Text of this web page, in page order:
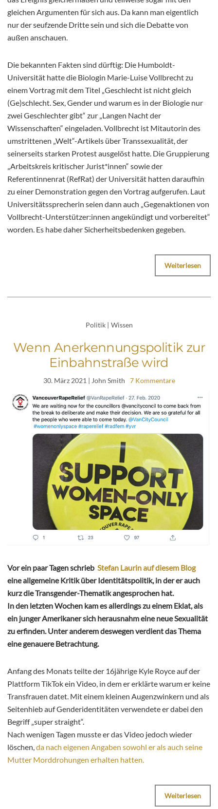
gleichen Argumenten für sich aus. Da kann man eigentlich
nur der seufzende Dritte sein und sich die Debatte von
außen anschauen.
Die bekannten Fakten sind dürftig: Die Humboldt-
Universität hatte die Biologin Marie-Luise Vollbrecht zu
einem Vortrag mit dem Titel „Geschlecht ist nicht gleich
(Ge)schlecht. Sex, Gender und warum es in der Biologie nur
zwei Geschlechter gibt“ zur „Langen Nacht der
Wissenschaften“ eingeladen. Vollbrecht ist Mitautorin des
umstrittenen „Welt“-Artikels über Transsexualität, der
seinerseits starken Protest ausgelöst hatte. Die Gruppierung
„Arbeitskreis kritischer Jurist*innen“ sowie der
Referentinnenrat (RefRat) der Universität hatten daraufhin
zu einer Demonstration gegen den Vortrag aufgerufen. Laut
Universitätssprecherin seien dann auch „Gegenaktionen von
Vollbrecht-Unterstützer:innen angekündigt und vorbereitet“
worden. Es habe daher Sicherheitsbedenken gegeben.
Weiterlesen
Politik | Wissen
Wenn Anerkennungspolitik zur
Einbahnstraße wird
30. März 2021| John Smith 7 Kommentare
Vor ein paar Tagen schrieb Stefan Laurin auf diesem Blog
eine allgemeine Kritik über Identitätspolitik, in der er auch
kurz die Transgender-Thematik angesprochen hat.
In den letzten Wochen kam es allerdings zu einem Eklat, als
ein junger Amerikaner sich herausnahm eine neue Sexualität
zu erfinden. Unter anderem deswegen verdient das Thema
eine genauere Betrachtung.
Anfang des Monats teilte der 16jährige Kyle Royce auf der
Plattform TikTok ein Video, in dem er erklärte warum er keine
Transfrauen datet. Mit einem kleinen Augenzwinkern und als
Seitenhieb auf Genderidentitäten verwendete er dabei den
Begriff „super straight“.
Nach wenigen Tagen musste er das Video jedoch wieder
löschen, da nach eigenen Angaben sowohl er als auch seine
Mutter Morddrohungen erhalten hatten.
Weiterlesen